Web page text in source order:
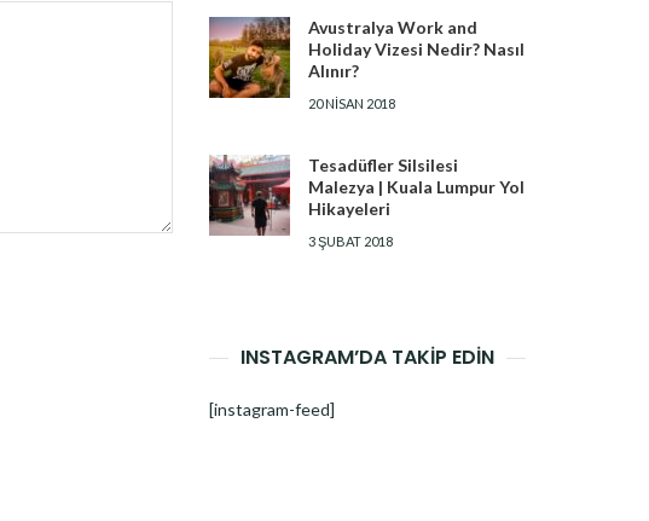
Avustralya Work and
Holiday Vizesi Nedir? Nasıl
Alınır?
20 NISAN 2018
Tesadüfler Silsilesi
Malezya | Kuala Lumpur Yol
Hikayeleri
3 ŞUBAT 2018
INSTAGRAM’DA TAKİP EDİN
[instagram-feed]